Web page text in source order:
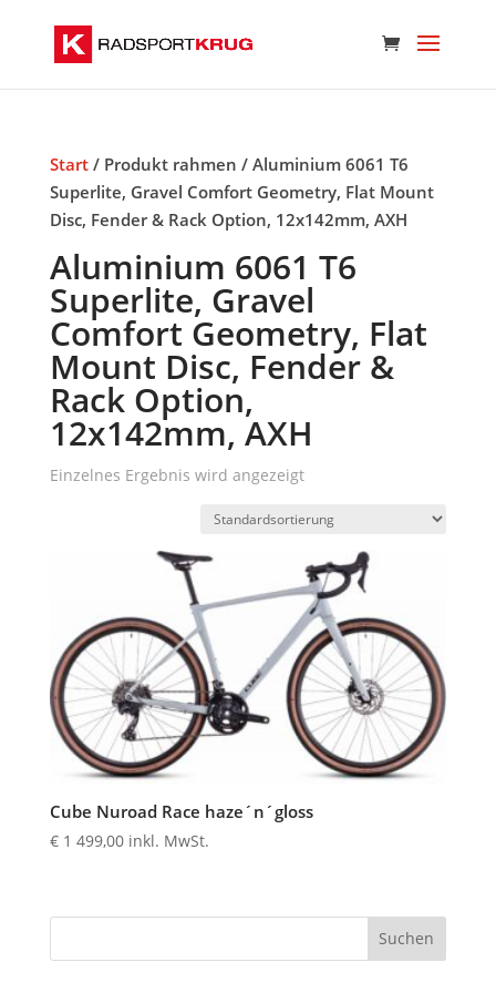
Start/ Produkt rahmen / Aluminium 6061 T6
Superlite, Gravel Comfort Geometry, Flat Mount
Disc, Fender & Rack Option, 12x142mm, AXH
Aluminium 6061 T6
Superlite, Gravel
Comfort Geometry, Flat
Mount Disc, Fender &
Rack Option,
12x142mm, AXH
Einzelnes Ergebnis wird angezeigt
Cube Nuroad Race haze´n´gloss
€1 499,00 inkl. MwSt.
Suchen